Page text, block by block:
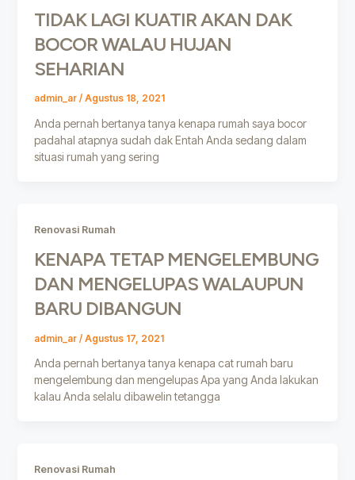
TIDAK LAGI KUATIR AKAN DAK
BOCOR WALAU HUJAN
SEHARIAN
admin_ar / Agustus 18, 2021
Anda pernah bertanya tanya kenapa rumah saya bocor
padahal atapnya sudah dak Entah Anda sedang dalam
situasi rumah yang sering
Renovasi Rumah
KENAPA TETAP MENGELEMBUNG
DAN MENGELUPAS WALAUPUN
BARU DIBANGUN
admin_ar / Agustus 17, 2021
Anda pernah bertanya tanya kenapa cat rumah baru
mengelembung dan mengelupas Apa yang Anda lakukan
kalau Anda selalu dibawelin tetangga
Renovasi Rumah